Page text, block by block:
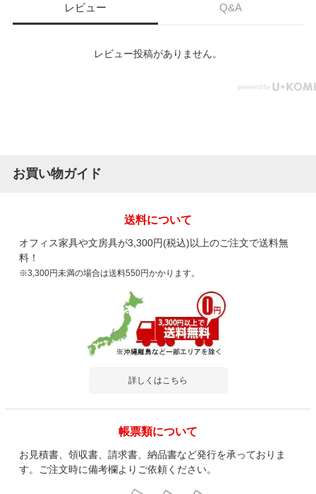
レビュー Q&A
レビュー投稿がありません。
お買い物ガイド
送料について
オフィス家具や文房具が3,300円(税込)以上のご注文で送料無
料！
※3,300円未満の場合は送料550円かかります。
詳しくはこちら
帳票類について
お見積書、領収書、請求書、納品書など発行を承っておりま
す。ご注文時に備考欄よりご依頼ください。